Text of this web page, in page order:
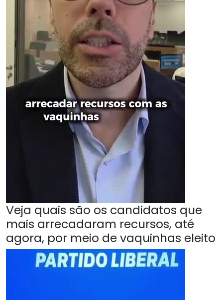
Veja quais são os candidatos que
mais arrecadaram recursos, até
agora, por meio de vaquinhas eleito